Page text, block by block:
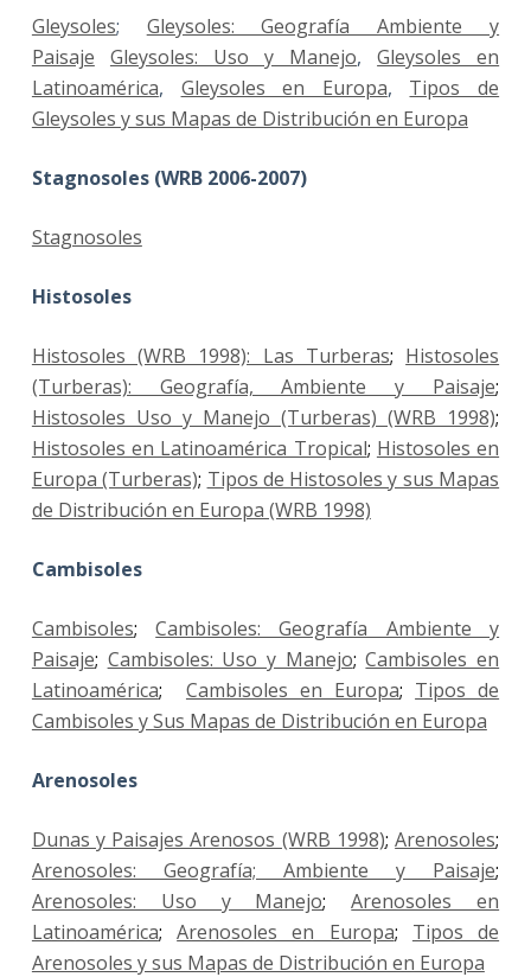
Gleysoles; Gleysoles: Geografía Ambiente y
Paisaje
Gleysoles: Uso y Manejo,Gleysoles en
Latinoamérica, Gleysoles en Europa, Tipos de
Gleysoles y sus Mapas de Distribución en Europa
Stagnosoles (WRB 2006-2007)
Stagnosoles
Histosoles
Histosoles (WRB 1998): Las Turberas; Histosoles
(Turberas): Geografía, Ambiente y Paisaje;
Histosoles Uso y Manejo (Turberas) (WRB 1998);
Histosoles en Latinoamérica Tropical; Histosoles en
Europa (Turberas); Tipos de Histosoles y sus Mapas
de Distribución en Europa (WRB 1998)
Cambisoles
Cambisoles;Cambisoles: Geografía Ambiente y
Paisaje; Cambisoles: Uso y Manejo;Cambisoles en
Latinoamérica; Cambisoles en Europa; Tipos de
Cambisoles y Sus Mapas de Distribución en Europa
Arenosoles
Dunas y Paisajes Arenosos (WRB 1998);Arenosoles;
Arenosoles: Geografía; Ambiente y Paisaje;
Arenosoles: Uso y Manejo;Arenosoles en
Latinoamérica;Arenosoles en Europa; Tipos de
Arenosoles y sus Mapas de Distribución en Europa